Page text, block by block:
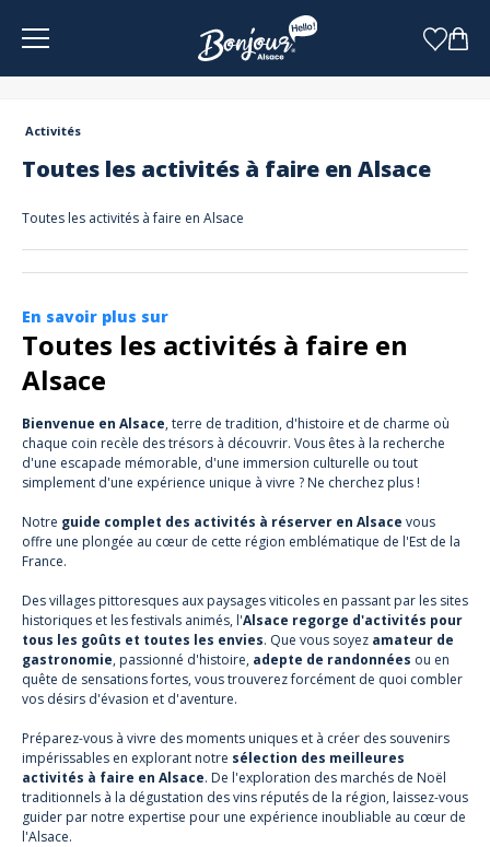
Activités
Toutes les activités à faire en Alsace
Toutes les activités à faire en Alsace
En savoir plus sur
Toutes les activités à faire en
Alsace
Bienvenue en Alsace, terre de tradition, d'histoire et de charme où
chaque coin recèle des trésors à découvrir. Vous êtes à la recherche
d'une escapade mémorable, d'une immersion culturelle ou tout
simplement d'une expérience unique à vivre ? Ne cherchez plus !
Notre guide complet des activités à réserver en Alsace vous
offre une plongée au cœur de cette région emblématique de l'Est de la
France.
Des villages pittoresques aux paysages viticoles en passant par les sites
historiques et les festivals animés, l'Alsace regorge d'activités pour
tous les goûts et toutes les envies. Que vous soyez amateur de
gastronomie, passionné d'histoire, adepte de randonnées ou en
quête de sensations fortes, vous trouverez forcément de quoi combler
vos désirs d'évasion et d'aventure.
Préparez-vous à vivre des moments uniques et à créer des souvenirs
impérissables en explorant notre sélection des meilleures
activités à faire en Alsace. De l'exploration des marchés de Noël
traditionnels à la dégustation des vins réputés de la région, laissez-vous
guider par notre expertise pour une expérience inoubliable au cœur de
l'Alsace.